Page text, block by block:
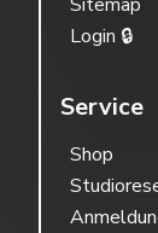
Login 🔒
Service
Shop